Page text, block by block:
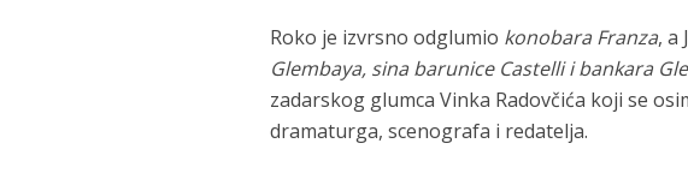
Roko je izvrsno odglumio konobara Franza, a
Glembaya, sina barunice Castelli i bankara
zadarskog glumca Vinka Radovčića koji se
dramaturga, scenografa i redatelja.